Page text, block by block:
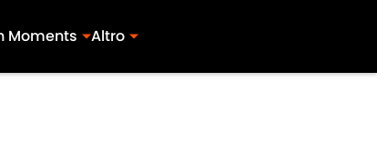
Moments Altro